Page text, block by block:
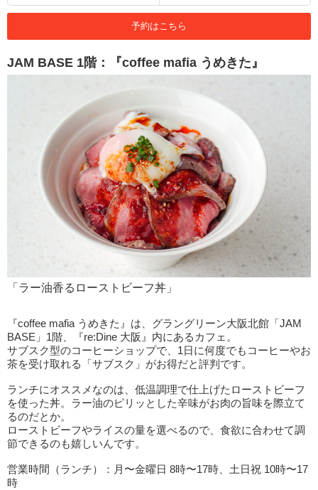
予約はこちら
JAM BASE 1階：『coffee mafia うめきた』
「ラー油香るローストビーフ丼」
『coffee mafia うめきた』は、グラングリーン大阪北館「JAM
BASE」1階、『re:Dine 大阪』内にあるカフェ。
サブスク型のコーヒーショップで、1日に何度でもコーヒーやお
茶を受け取れる「サブスク」がお得だと評判です。
ランチにオススメなのは、低温調理で仕上げたローストビーフ
を使った丼。ラー油のピリッとした辛味がお肉の旨味を際立て
るのだとか。
ローストビーフやライスの量を選べるので、食欲に合わせて調
節できるのも嬉しいんです。
営業時間（ランチ）：月〜金曜日 8時〜17時、土日祝 10時〜17
時